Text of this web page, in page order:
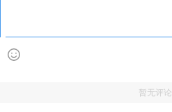
暂无评论